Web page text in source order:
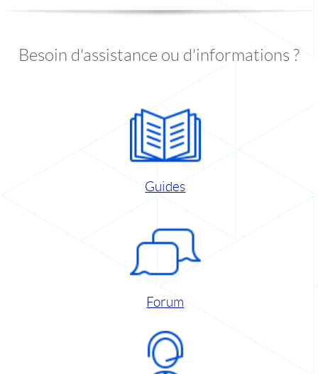
Besoin d'assistance ou d'informations ?
Guides
Forum